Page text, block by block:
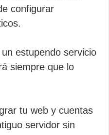
configurar
estupendo servicio
siempre que lo
tu web y cuentas
servidor sin